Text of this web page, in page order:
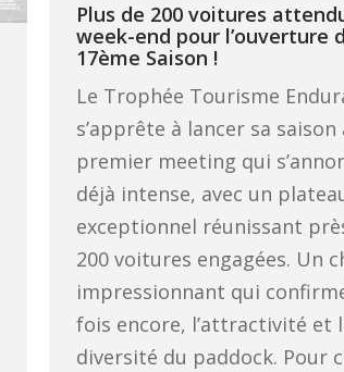
Plus de 200 voitures
week-end pour l’ouverture
17ème Saison !
Le Trophée Tourisme
s’apprête à lancer sa saison
premier meeting qui
déjà intense, avec un
exceptionnel réunissant
200 voitures engagées. Un
impressionnant qui
fois encore, l’attractivité et
diversité du paddock. Pour